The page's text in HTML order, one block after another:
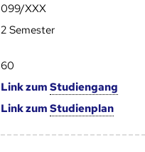
099/XXX
2 Semester
60
Link zumStudien­gang
Link zumStudien­plan